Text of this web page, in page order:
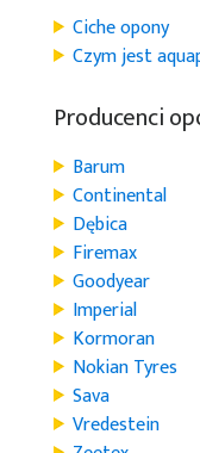
Ciche opony
Czym jest
Producenci
Barum
Continental
Dębica
Firemax
Goodyear
Imperial
Kormoran
Nokian Tyres
Sava
Vredestein